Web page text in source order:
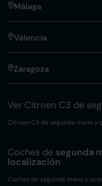
Málaga
Valencia
Zaragoza
Ver Citroen C3 de
Citroen C3 de segunda mano y
Coches de segunda
localización
Coches de segunda mano y